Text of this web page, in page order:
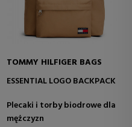
TOMMY HILFIGER BAGS
ESSENTIAL LOGO BACKPACK
Plecaki i torby biodrowe dla
mężczyzn